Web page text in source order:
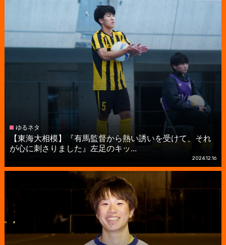
ゆるネタ
【東海大相模】『有馬監督から熱い誘いを受けて、それ
が心に刺さりました』左足のキッ...
2024.12.16